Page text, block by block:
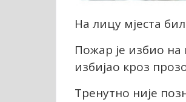
На лицу мјеста
Пожар је избио на
избијао кроз
Тренутно није